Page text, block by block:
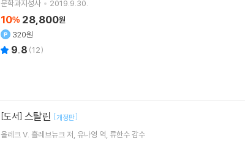
문학과지성사
2019.9.30.
10% 28,800원
320원
9.8 (12)
[도서] 스탈린 [개정판]
올레크 V. 흘레브뉴크저 유나영 역 류한수감수